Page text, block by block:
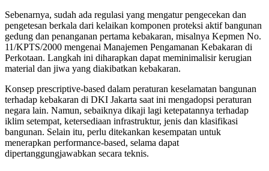
Sebenarnya, sudah ada regulasi yang mengatur pengecekan dan
pengetesan berkala dari kelaikan komponen proteksi aktif bangunan
gedung dan penanganan pertama kebakaran, misalnya Kepmen No.
11/KPTS/2000 mengenai Manajemen Pengamanan Kebakaran di
Perkotaan. Langkah ini diharapkan dapat meminimalisir kerugian
material dan jiwa yang diakibatkan kebakaran.
Konsep prescriptive-based dalam peraturan keselamatan bangunan
terhadap kebakaran di DKI Jakarta saat ini mengadopsi peraturan
negara lain. Namun, sebaiknya dikaji lagi ketepatannya terhadap
iklim setempat, ketersediaan infrastruktur, jenis dan klasifikasi
bangunan. Selain itu, perlu ditekankan kesempatan untuk
menerapkan performance-based, selama dapat
dipertanggungjawabkan secara teknis.